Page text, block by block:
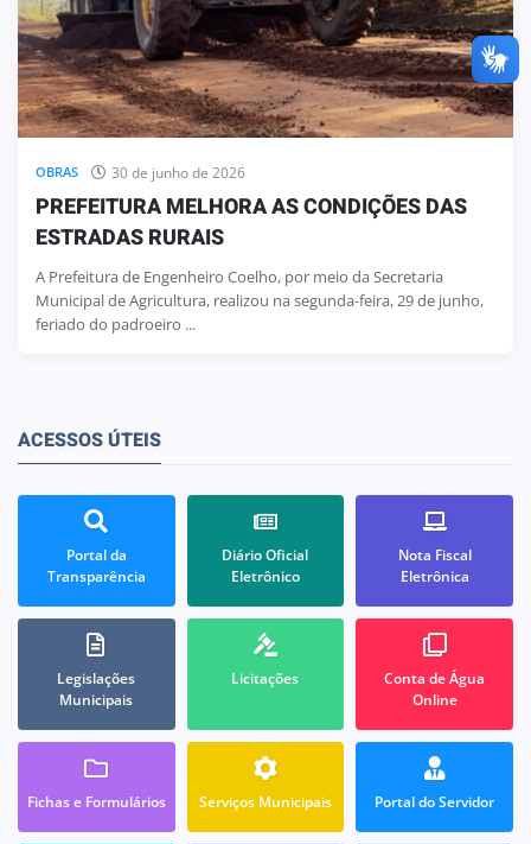
OBRAS 30 de junho de 2026
PREFEITURA MELHORA AS CONDIÇÕES DAS
ESTRADAS RURAIS
A Prefeitura de Engenheiro Coelho, por meio da Secretaria
Municipal de Agricultura, realizou na segunda-feira, 29 de junho,
feriado do padroeiro ...
ACESSOS ÚTEIS
Portal da
Transparência
Diário Oficial
Eletrônico
Nota Fiscal
Eletrônica
Legislações
Municipais
Licitações
Conta de Água
Online
Fichas e Formulários Serviços Municipais Portal do Servidor